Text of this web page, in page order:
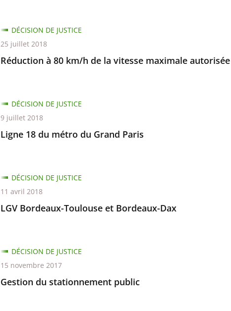
Réduction à 80 km/h de la vitesse maximale autorisée
DÉCISION DE JUSTICE
25 juillet 2018
Ligne 18 du métro du Grand Paris
DÉCISION DE JUSTICE
9 juillet 2018
LGV Bordeaux-Toulouse et Bordeaux-Dax
DÉCISION DE JUSTICE
11 avril 2018
Gestion du stationnement public
DÉCISION DE JUSTICE
15 novembre 2017